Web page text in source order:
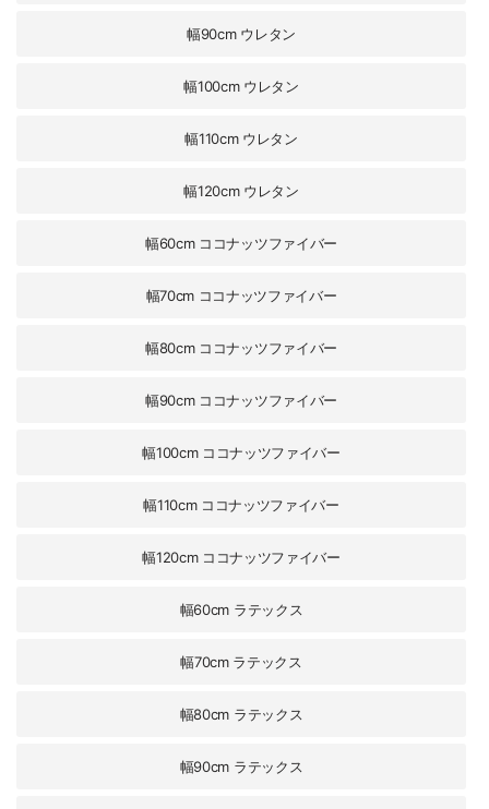
幅90cm ウレタン
幅100cm ウレタン
幅110cm ウレタン
幅120cm ウレタン
幅60cm ココナッツファイバー
幅70cm ココナッツファイバー
幅80cm ココナッツファイバー
幅90cm ココナッツファイバー
幅100cm ココナッツファイバー
幅110cm ココナッツファイバー
幅120cm ココナッツファイバー
幅60cm ラテックス
幅70cm ラテックス
幅80cm ラテックス
幅90cm ラテックス